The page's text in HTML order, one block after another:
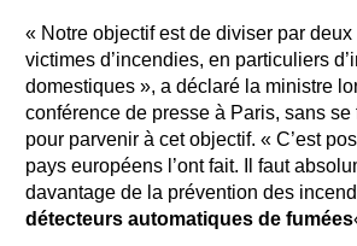
« Notre objectif est de diviser par
victimes d’incendies, en particuliers
domestiques », a déclaré la ministre
conférence de presse à Paris, sans se
pour parvenir à cet objectif. « C’est
pays européens l’ont fait. Il faut
davantage de la prévention des
détecteurs automatiques de fumées